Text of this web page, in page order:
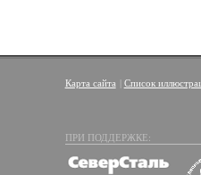
Карта сайта| Список
ПРИ ПОДДЕРЖКЕ: